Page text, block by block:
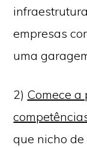
empresas
uma
2) Comece a
que nicho